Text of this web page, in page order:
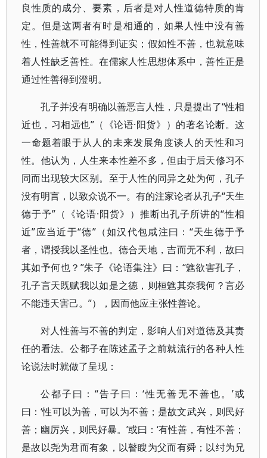
良性质的成分、要素，后者是对人性道德特质的肯
定。但是这两者有时是相通的，如果人性中没有善
性，性善就不可能得到证实；假如性不善，也就意味
着人性缺乏善性。在儒家人性思想体系中，善性正是
通过性善得到澄明。
孔子并没有明确以善恶言人性，只是提出了“性相
近也，习相远也”（《论语·阳货》）的著名论断。这
一命题着眼于从人的未来发展角度谈人的天性和习
性。他认为，人生来本性差不多，但由于后天修习不
同而出现较大区别。至于人性的同异之处为何，孔子
没有明言，以致众说不一。有的注家论者从孔子“天生
德于予”（《论语·阳货》）推断出孔子所讲的“性相
近”应当近于“德”（如汉代包咸注曰：“天生德于予
者，谓授我以圣性也。德合天地，吉而无不利，故曰
其如予何也？”朱子《论语集注》曰：“魋欲害孔子，
孔子言天既赋我以如是之德，则桓魋其奈我何？言必
不能违天害己。”），因而他应主张性善论。
对人性善与不善的判定，影响人们对道德及其责
任的看法。公都子在陈述孟子之前就流行的各种人性
论说法时就做了呈现：
公都子曰：“告子曰：‘性无善无不善也。’或
曰：‘性可以为善，可以为不善；是故文武兴，则民好
善；幽厉兴，则民好暴。’或曰：‘有性善，有性不善；
是故以尧为君而有象，以瞽瞍为父而有舜；以纣为兄